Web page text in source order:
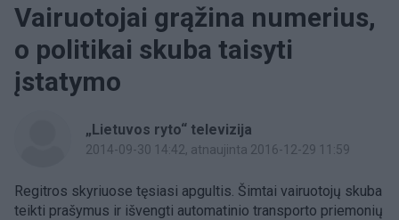
Vairuotojai grąžina numerius,
o politikai skuba taisyti
įstatymo
„Lietuvos ryto“ televizija
2014-09-30 14:42, atnaujinta 2016-12-29 11:59
Regitros skyriuose tęsiasi apgultis. Šimtai vairuotojų skuba
teikti prašymus ir išvengti automatinio transporto priemonių